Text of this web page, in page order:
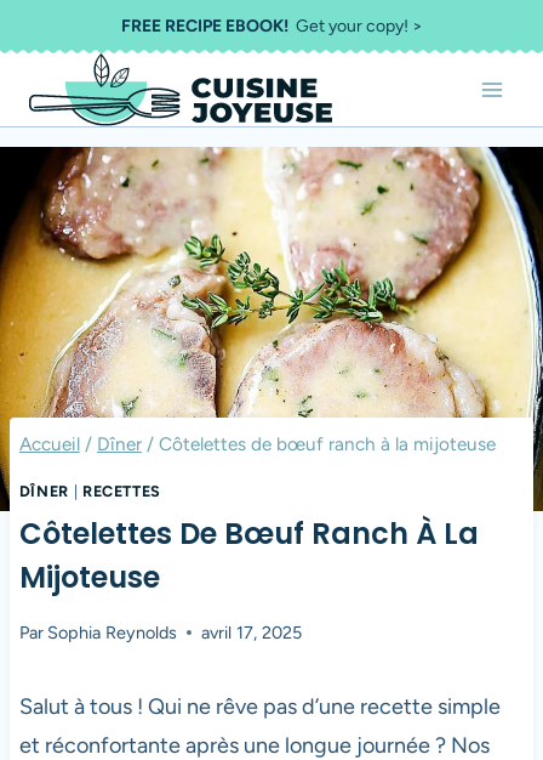
au
contenu
FREE RECIPE EBOOK!Get your copy! >
Accueil / Dîner / Côtelettes de bœuf ranch à la mijoteuse
DÎNER RECETTES
Côtelettes De Bœuf Ranch À La
Mijoteuse
Par Sophia Reynolds avril 17, 2025
Salut à tous ! Qui ne rêve pas d’une recette simple
et réconfortante après une longue journée ? Nos